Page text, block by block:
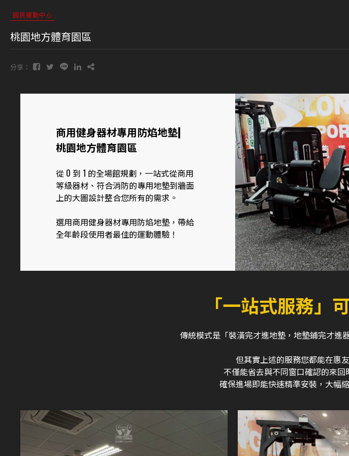
國民運動中心
桃園地方體育園區
分享：
商用健身器材專用防焰地墊|
桃園地方體育園區
從 0 到 1 的全場館規劃，一站式從商用
等級器材、符合消防的專用地墊到牆面
上的大圖設計整合您所有的需求。
選用商用健身器材專用防焰地墊，帶給
全年齡段使用者最佳的運動體驗！
「一站式服務」
傳統模式是「裝潢完才進地墊，地墊鋪完才進
但其實上述的服務您都能在惠
不僅能省去與不同窗口確認的來回
確保進場即能快速精準安裝，大幅